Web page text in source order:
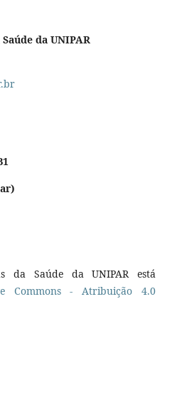
da UNIPAR
da Saúde da UNIPAR está
Commons - Atribuição 4.0